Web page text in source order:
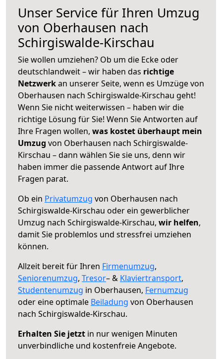
Unser Service für Ihren Umzug
von Oberhausen nach
Schirgiswalde-Kirschau
Sie wollen umziehen? Ob um die Ecke oder
deutschlandweit – wir haben das richtige
Netzwerkan unserer Seite, wenn es Umzüge von
Oberhausen nach Schirgiswalde-Kirschau geht!
Wenn Sie nicht weiterwissen – haben wir die
richtige Lösung für Sie! Wenn Sie Antworten auf
Ihre Fragen wollen, was kostet überhaupt mein
Umzug von Oberhausen nach Schirgiswalde-
Kirschau – dann wählen Sie sie uns, denn wir
haben immer die passende Antwort auf Ihre
Fragen parat.
Ob ein Privatumzug von Oberhausen nach
Schirgiswalde-Kirschau oder ein gewerblicher
Umzug nach Schirgiswalde-Kirschau, wir helfen,
damit Sie problemlos und stressfrei umziehen
können.
Allzeit bereit für Ihren Firmenumzug,
Seniorenumzug, Tresor– & Klaviertransport,
Studentenumzug in Oberhausen, Fernumzug
oder eine optimale Beiladung von Oberhausen
nach Schirgiswalde-Kirschau.
Erhalten Sie jetzt in nur wenigen Minuten
unverbindliche und kostenfreie Angebote.